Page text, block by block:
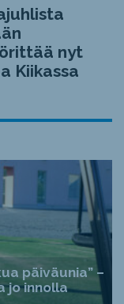
nyt
Kiikassa
päiväunia” –
jo innolla